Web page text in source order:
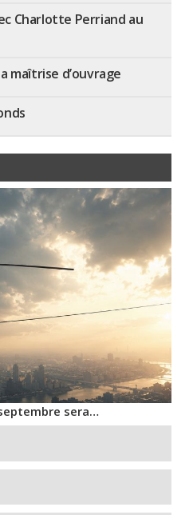
Charlotte Perriand au
maîtrise d’ouvrage
sera…